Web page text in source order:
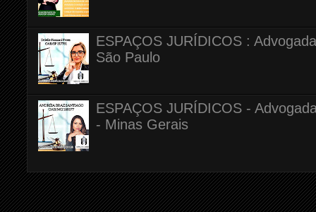
ESPAÇOS JURÍDICOS :
São Paulo
ESPAÇOS JURÍDICOS -
- Minas Gerais